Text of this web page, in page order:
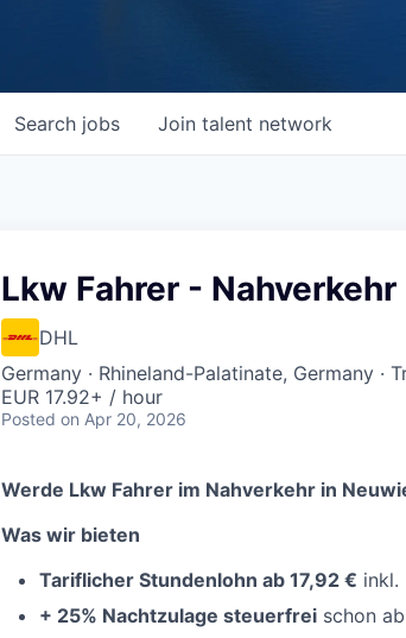
Search jobs Join talent network
Lkw Fahrer -
DHL
Germany · Rhineland-Palatinate, Germany ·
EUR 17.92+ / hour
Posted on Apr 20, 2026
Werde Lkw Fahrer im Nahverkehr in
Was wir bieten
Tariflicher Stundenlohn ab 17,92 € inkl.
+ 25% Nachtzulage steuerfrei schon